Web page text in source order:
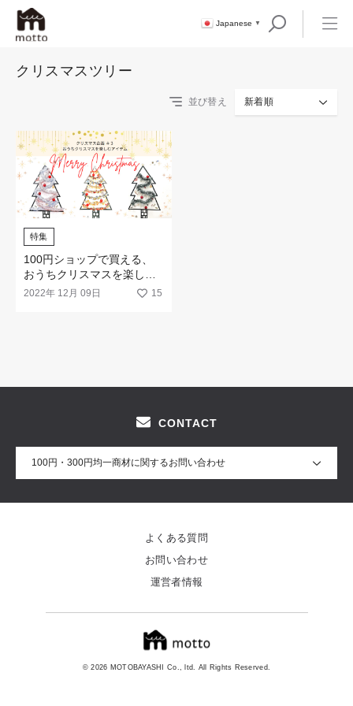
Japanese ▼
クリスマスツリー
並び替え 新着順
特集
100円ショップで買える、
おうちクリスマスを楽しむ
アイテム（最終回）
2022年 12月 09日 15
CONTACT
100円・300円均一商材に関するお問い合わせ
© 2026 MOTOBAYASHI Co., ltd. All Rights Reserved.
よくある質問
お問い合わせ
運営者情報